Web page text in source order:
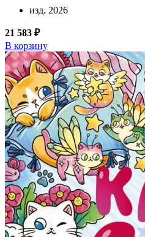
изд. 2026
21 583 ₽
В корзину